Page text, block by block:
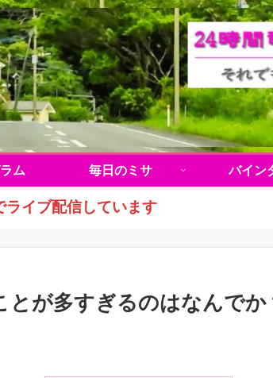
ム 毎日のミサ バイン
ライブ配信しています
とが多すぎるのはなんで